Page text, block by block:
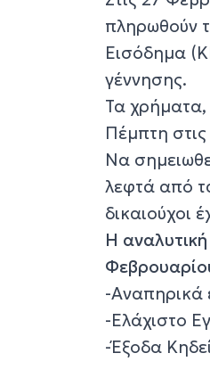
πληρωθούν
Εισόδημα
γέννησης.
Τα
Πέμπτη
Να
λεφτά από
δικαιούχοι
Η
-Αναπηρικά
-Ελάχιστο
-Έξοδα